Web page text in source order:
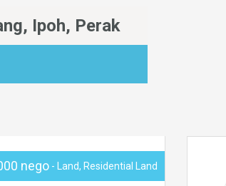
Ipoh, Perak
nego - Land, Residential Land